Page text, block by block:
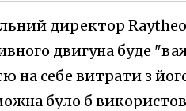
директор
двигуна буде
на себе витрати з
було б